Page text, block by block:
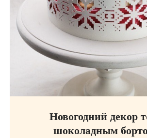
Новогодний декор
шоколадным